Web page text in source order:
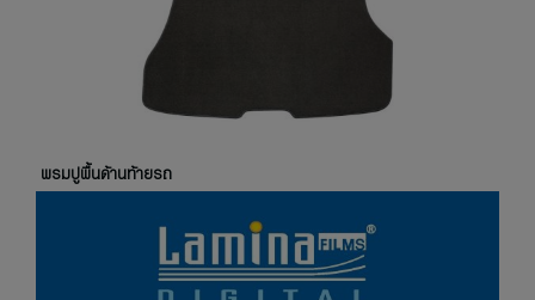
พรมปูพื้นด้านท้ายรถ